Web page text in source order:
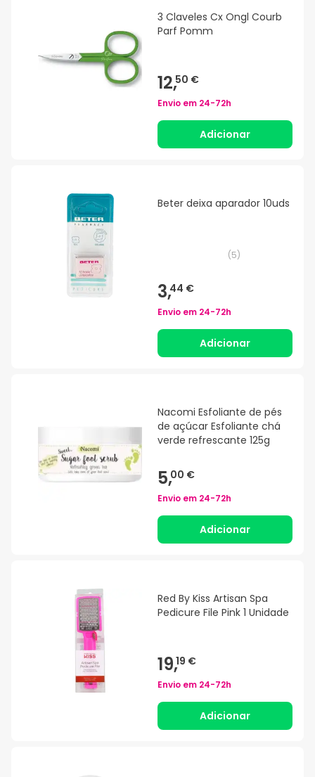
3 Claveles Cx Ongl Courb
Parf Pomm
12,50 €
Envio em 24-72h
Adicionar
Beter deixa aparador 10uds
(5)
3,44 €
Envio em 24-72h
Adicionar
Nacomi Esfoliante de pés
de açúcar Esfoliante chá
verde refrescante 125g
5,00 €
Envio em 24-72h
Adicionar
Red By Kiss Artisan Spa
Pedicure File Pink 1 Unidade
19,19 €
Envio em 24-72h
Adicionar